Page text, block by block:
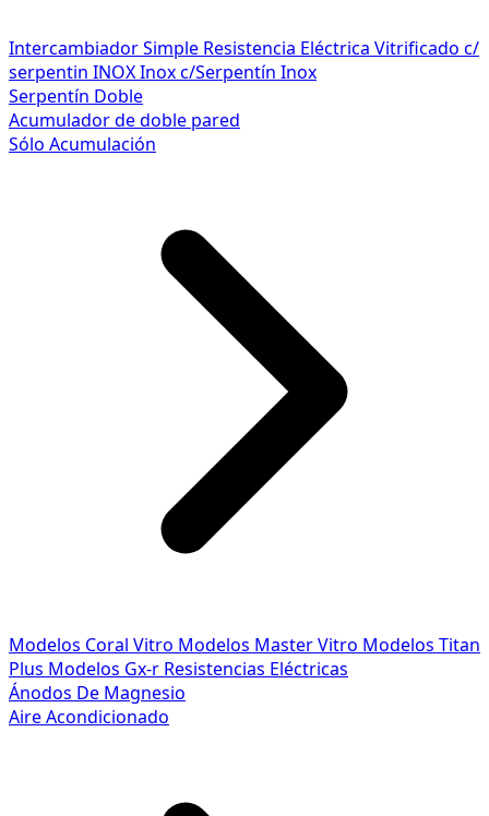
Intercambiador Simple Resistencia Eléctrica Vitrificado c/
serpentin INOXInox c/Serpentín Inox
Serpentín Doble
Acumulador de doble pared
Sólo Acumulación
Modelos Coral Vitro Modelos Master Vitro Modelos Titan
Plus Modelos Gx-r Resistencias Eléctricas
Ánodos De Magnesio
Aire Acondicionado